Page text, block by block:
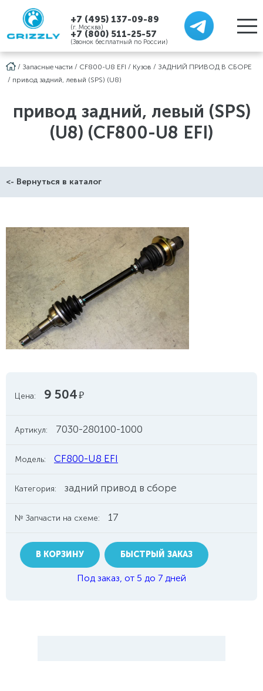
+7 (495) 137-09-89
(г. Москва)
+7 (800) 511-25-57
(Звонок бесплатный по России)
/ Запасные части / CF800-U8 EFI / Кузов / ЗАДНИЙ ПРИВОД В СБОРЕ
/ привод задний, левый (SPS) (U8)
привод задний, левый (SPS)
(U8) (CF800-U8 EFI)
<- Вернуться в каталог
Цена: 9 504руб.
Артикул: 7030-280100-1000
Модель: CF800-U8 EFI
Категория: задний привод в сборе
№ Запчасти на схеме: 17
В КОРЗИНУ БЫСТРЫЙ ЗАКАЗ
Под заказ, от 5 до 7 дней